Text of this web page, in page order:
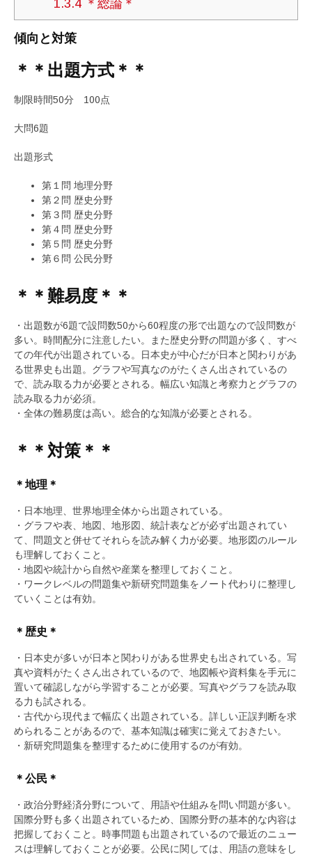
1.3.4 ＊総論＊
傾向と対策
＊＊出題方式＊＊
制限時間50分 100点
大問6題
出題形式
第１問 地理分野
第２問 歴史分野
第３問 歴史分野
第４問 歴史分野
第５問 歴史分野
第６問 公民分野
＊＊難易度＊＊
・出題数が6題で設問数50から60程度の形で出題なので設問数が
多い。時間配分に注意したい。また歴史分野の問題が多く、すべ
ての年代が出題されている。日本史が中心だが日本と関わりがあ
る世界史も出題。グラフや写真なのがたくさん出されているの
で、読み取る力が必要とされる。幅広い知識と考察力とグラフの
読み取る力が必須。
・全体の難易度は高い。総合的な知識が必要とされる。
＊＊対策＊＊
＊地理＊
・日本地理、世界地理全体から出題されている。
・グラフや表、地図、地形図、統計表などが必ず出題されてい
て、問題文と併せてそれらを読み解く力が必要。地形図のルール
も理解しておくこと。
・地図や統計から自然や産業を整理しておくこと。
・ワークレベルの問題集や新研究問題集をノート代わりに整理し
ていくことは有効。
＊歴史＊
・日本史が多いが日本と関わりがある世界史も出されている。写
真や資料がたくさん出されているので、地図帳や資料集を手元に
置いて確認しながら学習することが必要。写真やグラフを読み取
る力も試される。
・古代から現代まで幅広く出題されている。詳しい正誤判断を求
められることがあるので、基本知識は確実に覚えておきたい。
・新研究問題集を整理するために使用するのが有効。
＊公民＊
・政治分野経済分野について、用語や仕組みを問い問題が多い。
国際分野も多く出題されているため、国際分野の基本的な内容は
把握しておくこと。時事問題も出題されているので最近のニュー
スは理解しておくことが必要。公民に関しては、用語の意味をし